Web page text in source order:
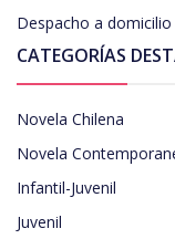
Despacho a domicilio
CATEGORÍAS
Novela Chilena
Novela
Infantil-Juvenil
Juvenil